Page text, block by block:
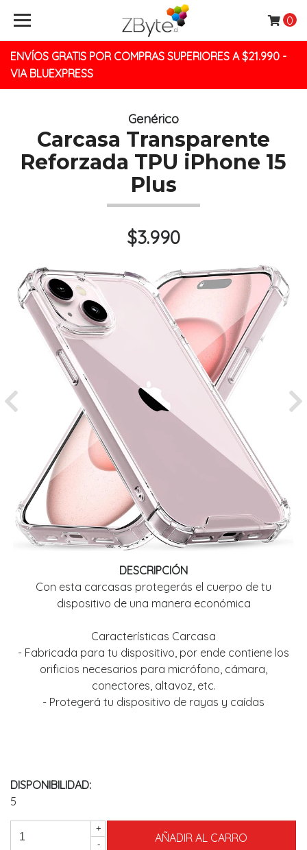
ENVÍOS GRATIS POR COMPRAS SUPERIORES A $21.990 -
VIA BLUEXPRESS
0
Genérico
Carcasa Transparente
Reforzada TPU iPhone 15
Plus
$3.990
Previous
DESCRIPCIÓN
Con esta carcasas protegerás el cuerpo de tu
dispositivo de una manera económica
Características Carcasa
- Fabricada para tu dispositivo, por ende contiene los
orificios necesarios para micrófono, cámara,
conectores, altavoz, etc.
- Protegerá tu dispositivo de rayas y caídas
DISPONIBILIDAD:
5
+
-